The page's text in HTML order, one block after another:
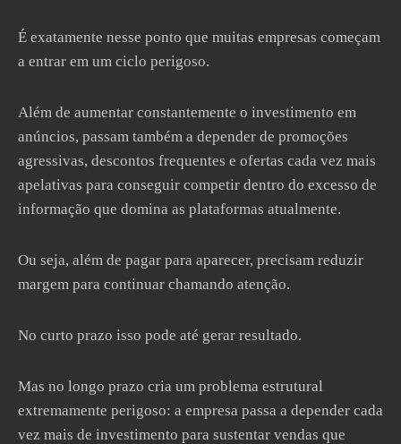
É exatamente nesse ponto que muitas empresas começam
a entrar em um ciclo perigoso.
Além de aumentar constantemente o investimento em
anúncios, passam também a depender de promoções
agressivas, descontos frequentes e ofertas cada vez mais
apelativas para conseguir competir dentro do excesso de
informação que domina as plataformas atualmente.
Ou seja, além de pagar para aparecer, precisam reduzir
margem para continuar chamando atenção.
No curto prazo isso pode até gerar resultado.
Mas no longo prazo cria um problema estrutural
extremamente perigoso: a empresa passa a depender cada
vez mais de investimento para sustentar vendas que